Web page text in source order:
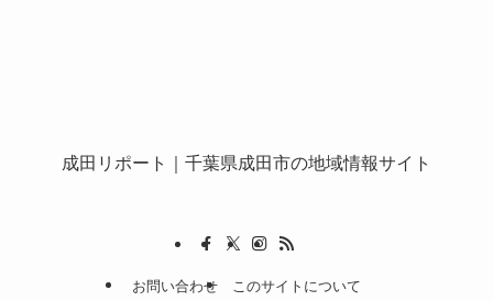
成田リポート ｜千葉県成田市の地域情報サイト
お問い合わせ このサイトについて